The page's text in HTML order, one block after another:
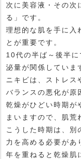
次に美容液・その次
る」です。
理想的な肌を手に入
とが重要です。
10代の半ば～後半
泌量が関係していま
ニキビは、ストレス
バランスの悪化が原
乾燥がひどい時期が
まいますので、肌荒
こうした時期は、別
力を高める必要があ
年を重ねると乾燥肌